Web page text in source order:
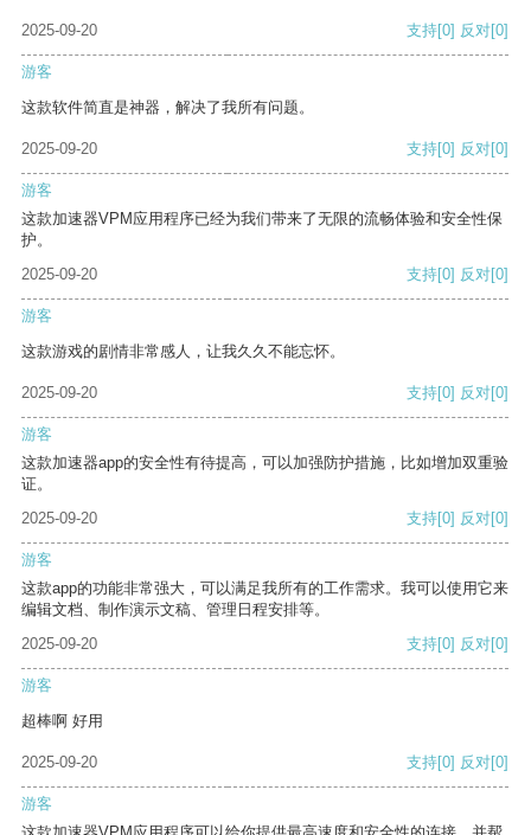
2025-09-20 支持[0] 反对[0]
游客
这款软件简直是神器，解决了我所有问题。
2025-09-20 支持[0] 反对[0]
游客
这款加速器VPM应用程序已经为我们带来了无限的流畅体验和安全性保
护。
2025-09-20
支持[0] 反对[0]
游客
这款游戏的剧情非常感人，让我久久不能忘怀。
2025-09-20 支持[0] 反对[0]
游客
这款加速器app的安全性有待提高，可以加强防护措施，比如增加双重验
证。
2025-09-20
支持[0] 反对[0]
游客
这款app的功能非常强大，可以满足我所有的工作需求。我可以使用它来
编辑文档、制作演示文稿、管理日程安排等。
2025-09-20
支持[0] 反对[0]
游客
超棒啊 好用
2025-09-20 支持[0] 反对[0]
游客